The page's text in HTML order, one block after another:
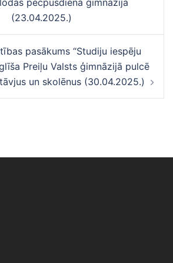
pēcpusdiena ģimnāzijā
(23.04.2025.)
pasākums “Studiju iespēju
Preiļu Valsts ģimnāzijā pulcē
un skolēnus (30.04.2025.)